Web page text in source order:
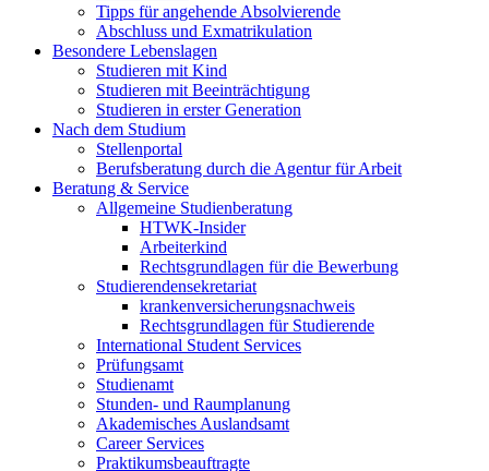
Tipps für angehende Absolvierende
Abschluss und Exmatrikulation
Besondere Lebenslagen
Studieren mit Kind
Studieren mit Beeinträchtigung
Studieren in erster Generation
Nach dem Studium
Stellenportal
Berufsberatung durch die Agentur für Arbeit
Beratung & Service
Allgemeine Studienberatung
HTWK-Insider
Arbeiterkind
Rechtsgrundlagen für die Bewerbung
Studierendensekretariat
krankenversicherungsnachweis
Rechtsgrundlagen für Studierende
International Student Services
Prüfungsamt
Studienamt
Stunden- und Raumplanung
Akademisches Auslandsamt
Career Services
Praktikumsbeauftragte